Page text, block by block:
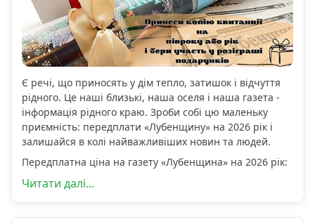
Є речі, що приносять у дім тепло, затишок і відчуття
рідного. Це наші близькі, наша оселя і наша газета -
інформація рідного краю. Зроби собі цю маленьку
приємність: передплати «Лубенщину» на 2026 рік і
залишайся в колі найважливіших новин та людей.
Передплатна ціна на газету «Лубенщина» на 2026 рік:
Читати далі...